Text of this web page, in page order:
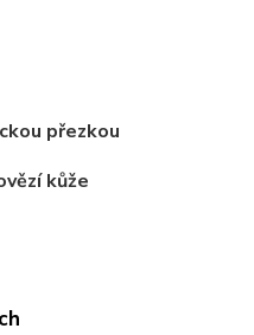
přezkou
kůže